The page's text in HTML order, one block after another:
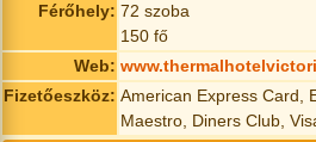
Férőhely: 72 szoba
150 fő
Web:
Fizetőeszköz: American Express Card,
Maestro, Diners Club,